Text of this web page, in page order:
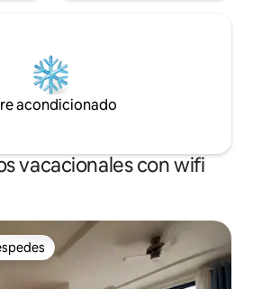
acondicionado
vacacionales con wifi
preferido